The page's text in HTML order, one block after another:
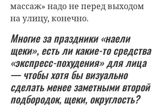
массаж» надо не перед выходом
на улицу, конечно.
Многие за праздники «наели
щеки», есть ли какие-то средства
«экспресс-похудения» для лица
— чтобы хотя бы визуально
сделать менее заметными второй
подбородок, щеки, округлость?